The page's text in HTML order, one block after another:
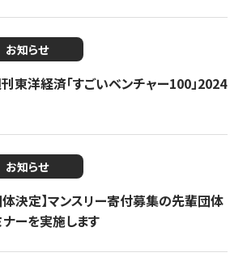
お知らせ
東洋経済「すごいベンチャー100」2024
お知らせ
決定】マンスリー寄付募集の先輩団体
ーを実施します